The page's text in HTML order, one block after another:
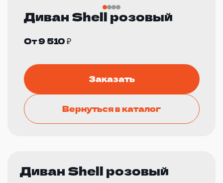
Диван Shell розовый
От 9 510 ₽
Заказать
Вернуться в каталог
Диван Shell розовый